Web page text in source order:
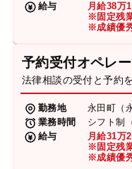
給与
月給38万
※固定残
※成績優
予約受付オペレ
法律相談の受付と予約
勤務地
永田町（
業務時間
シフト制
給与
月給31万
※固定残
※成績優